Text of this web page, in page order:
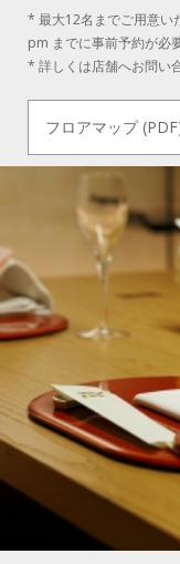
* 最大12名までご用意い
pm までに事前予約が必
* 詳しくは店舗へお問い
フロアマップ